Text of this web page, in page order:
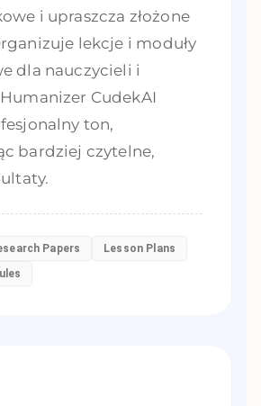
i upraszcza złożone
lekcje i moduły
dla nauczycieli i
CudekAI
ton,
bardziej czytelne,
Papers
Lesson Plans